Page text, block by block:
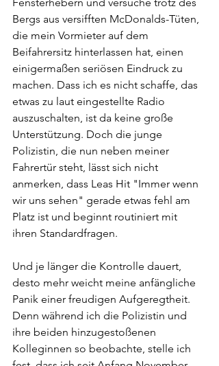
Bergs aus versifften McDonalds-Tüten,
die mein Vormieter auf dem
Beifahrersitz hinterlassen hat, einen
einigermaßen seriösen Eindruck zu
machen. Dass ich es nicht schaffe, das
etwas zu laut eingestellte Radio
auszuschalten, ist da keine große
Unterstützung. Doch die junge
Polizistin, die nun neben meiner
Fahrertür steht, lässt sich nicht
anmerken, dass Leas Hit "Immer wenn
wir uns sehen" gerade etwas fehl am
Platz ist und beginnt routiniert mit
ihren Standardfragen.
Und je länger die Kontrolle dauert,
desto mehr weicht meine anfängliche
Panik einer freudigen Aufgeregtheit.
Denn während ich die Polizistin und
ihre beiden hinzugestoßenen
Kolleginnen so beobachte, stelle ich